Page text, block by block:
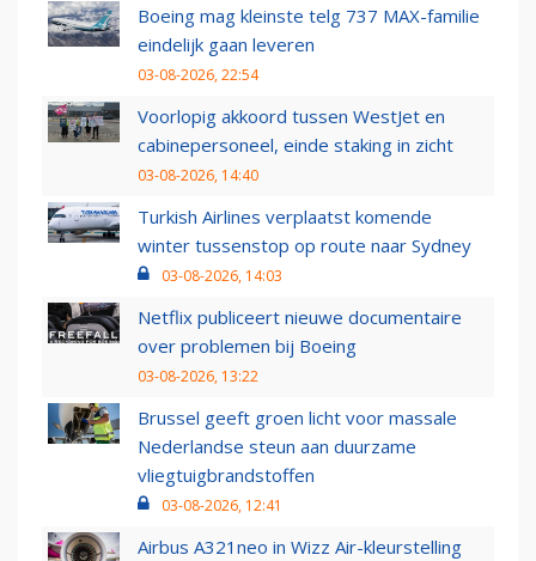
Boeing mag kleinste telg 737 MAX-familie
eindelijk gaan leveren
03-08-2026, 22:54
Voorlopig akkoord tussen WestJet en
cabinepersoneel, einde staking in zicht
03-08-2026, 14:40
Turkish Airlines verplaatst komende
winter tussenstop op route naar Sydney
03-08-2026, 14:03
Netflix publiceert nieuwe documentaire
over problemen bij Boeing
03-08-2026, 13:22
Brussel geeft groen licht voor massale
Nederlandse steun aan duurzame
vliegtuigbrandstoffen
03-08-2026, 12:41
Airbus A321neo in Wizz Air-kleurstelling